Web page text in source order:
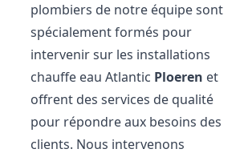
plombiers de notre équipe sont
spécialement formés pour
intervenir sur les installations
chauffe eau Atlantic Ploeren et
offrent des services de qualité
pour répondre aux besoins des
clients. Nous intervenons